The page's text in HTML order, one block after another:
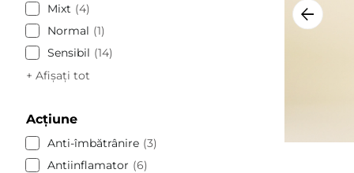
Mixt
4
Normal
1
Sensibil
14
+ Afișați tot
Acțiune
Anti-îmbătrânire 3
Antiinflamator
6